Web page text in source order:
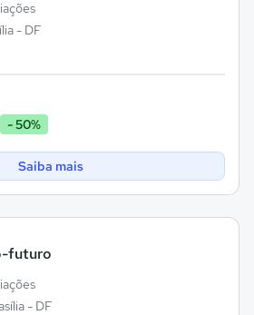
- DF
- 50%
Saiba mais
futuro
- DF